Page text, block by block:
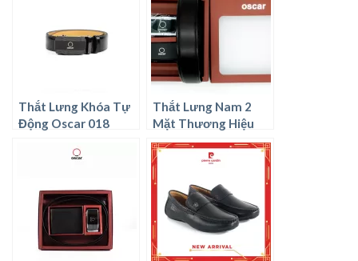
Thắt Lưng Khóa Tự
Động Oscar 018
Thắt Lưng Nam 2
Mặt Thương Hiệu
Oscar –
OCMBLAG114 (Mặt